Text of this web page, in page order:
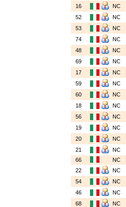
16
NC
52
NC
53
NC
74
NC
48
NC
69
NC
17
NC
59
NC
60
NC
18
NC
56
NC
19
NC
20
NC
21
NC
66
NC
22
NC
54
NC
46
NC
68
NC